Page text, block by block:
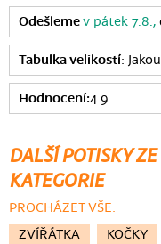
Odešlemev pátek 7.8.,
Tabulka velikostí:
Hodnocení:4.9
DALŠÍ POTISKY ZE
KATEGORIE
PROCHÁZET VŠE:
ZVÍŘÁTKA
KOČKY